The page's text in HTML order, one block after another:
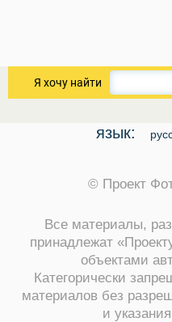
Я хочу найти
язык:
© Проект
Все материалы,
принадлежат
объектами
Категорически
материалов без
и